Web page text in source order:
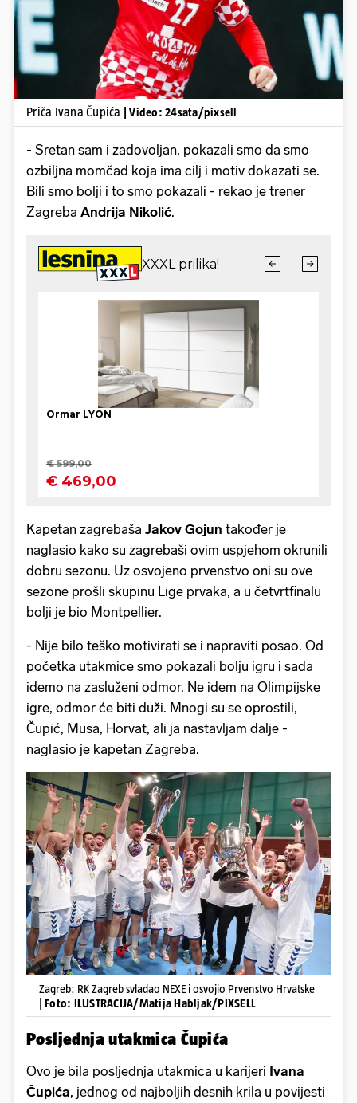
Priča Ivana Čupića | Video: 24sata/pixsell
- Sretan sam i zadovoljan, pokazali smo da smo
ozbiljna momčad koja ima cilj i motiv dokazati se.
Bili smo bolji i to smo pokazali - rekao je trener
Zagreba Andrija Nikolić.
Kapetan zagrebaša Jakov Gojun također je
naglasio kako su zagrebaši ovim uspjehom okrunili
dobru sezonu. Uz osvojeno prvenstvo oni su ove
sezone prošli skupinu Lige prvaka, a u četvrtfinalu
bolji je bio Montpellier.
- Nije bilo teško motivirati se i napraviti posao. Od
početka utakmice smo pokazali bolju igru i sada
idemo na zasluženi odmor. Ne idem na Olimpijske
igre, odmor će biti duži. Mnogi su se oprostili,
Čupić, Musa, Horvat, ali ja nastavljam dalje -
naglasio je kapetan Zagreba.
Zagreb: RK Zagreb svladao NEXE i osvojio Prvenstvo Hrvatske
Foto: ILUSTRACIJA/Matija Habljak/PIXSELL
Posljednja utakmica Čupića
Ovo je bila posljednja utakmica u karijeri Ivana
Čupića, jednog od najboljih desnih krila u povijesti